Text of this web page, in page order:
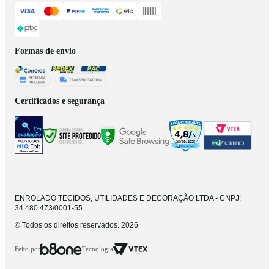
Formas de envio
Certificados e segurança
ENROLADO TECIDOS, UTILIDADES E DECORAÇÃO LTDA - CNPJ:
34.480.473/0001-55
© Todos os direitos reservados. 2026
Feito por Tecnologia